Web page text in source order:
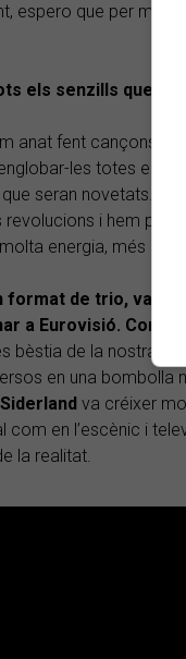
espero que per molt
els senzills que
anat fent cançons
les totes en
seran novetats.
i hem
energia, més
format de trio, vau
a Eurovisió. Com va
bèstia de la nostra
en una
Siderland va créixer
com en l’escènic i
la realitat.